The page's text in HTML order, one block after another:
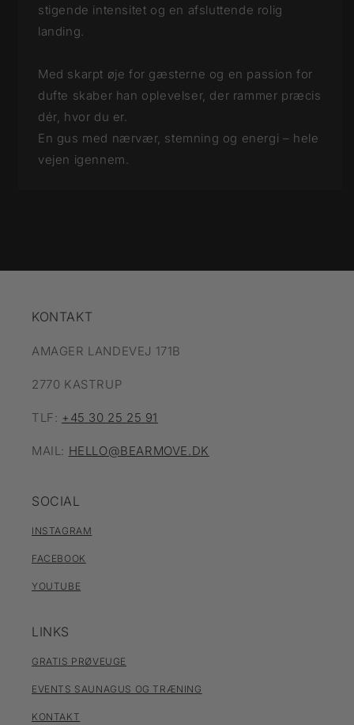
stigende intensitet og en afsluttende rolig
landing.
Med skarpt øje for gæsterne og en passion for
dufte skaber han oplevelser, der rammer præcis
dér, hvor du er.
En gus med nærvær, stemning og energi – hele
vejen igennem.
KONTAKT
AMAGER LANDEVEJ 171B
2770 KASTRUP
TLF: +45 30 25 25 91
MAIL: HELLO@BEARMOVE.DK
SOCIAL
INSTAGRAM
FACEBOOK
YOUTUBE
LINKS
GRATIS PRØVEUGE
EVENTS SAUNAGUS OG TRÆNING
KONTAKT